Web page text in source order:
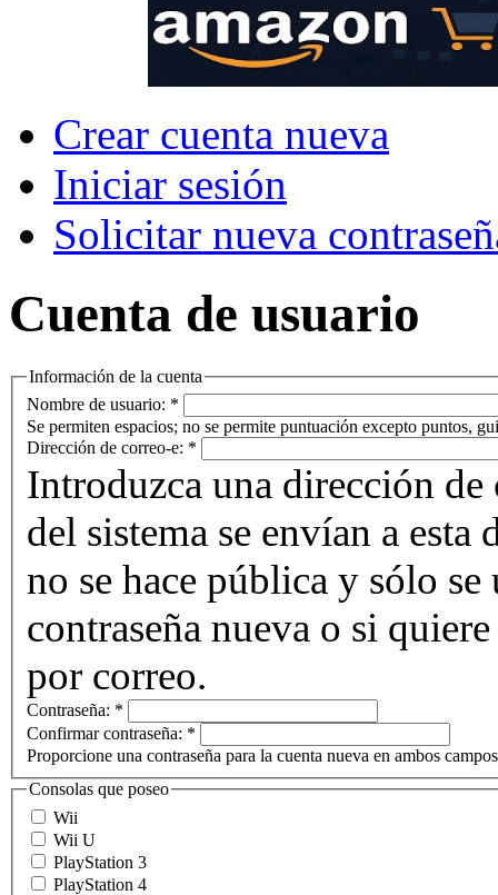
Crear cuenta nueva
Iniciar sesión
Solicitar nueva
Cuenta de usuario
Información de la cuenta
Nombre de usuario: *
Se permiten espacios; no se permite puntuación excepto puntos,
Dirección de correo-e: *
Introduzca una dirección
del sistema se envían a
no se hace pública y sólo
contraseña nueva o si
por correo.
Contraseña: *
Confirmar contraseña: *
Proporcione una contraseña para la cuenta nueva en ambos
Consolas que poseo
Wii
Wii U
PlayStation 3
PlayStation 4